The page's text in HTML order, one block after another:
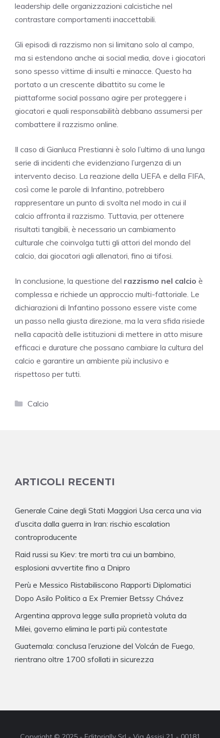
leadership delle organizzazioni calcistiche nel
contrastare comportamenti inaccettabili.
Gli episodi di razzismo non si limitano solo al campo,
ma si estendono anche ai social media, dove i giocatori
sono spesso vittime di insulti e minacce. Questo ha
portato a un crescente dibattito su come le
piattaforme social possano agire per proteggere i
giocatori e quali responsabilità debbano assumersi per
combattere il razzismo online.
Il caso di Gianluca Prestianni è solo l’ultimo di una lunga
serie di incidenti che evidenziano l’urgenza di un
intervento deciso. La reazione della UEFA e della FIFA,
così come le parole di Infantino, potrebbero
rappresentare un punto di svolta nel modo in cui il
calcio affronta il razzismo. Tuttavia, per ottenere
risultati tangibili, è necessario un cambiamento
culturale che coinvolga tutti gli attori del mondo del
calcio, dai giocatori agli allenatori, fino ai tifosi.
In conclusione, la questione del razzismo nel calcio è
complessa e richiede un approccio multi-fattoriale. Le
dichiarazioni di Infantino possono essere viste come
un passo nella giusta direzione, ma la vera sfida risiede
nella capacità delle istituzioni di mettere in atto misure
efficaci e durature che possano cambiare la cultura del
calcio e garantire un ambiente più inclusivo e
rispettoso per tutti.
Categorie
Calcio
ARTICOLI RECENTI
Generale Caine degli Stati Maggiori Usa cerca una via
d’uscita dalla guerra in Iran: rischio escalation
controproducente
Raid russi su Kiev: tre morti tra cui un bambino,
esplosioni avvertite fino a Dnipro
Perù e Messico Ristabiliscono Rapporti Diplomatici
Dopo Asilo Politico a Ex Premier Betssy Chávez
Argentina approva legge sulla proprietà voluta da
Milei, governo elimina le parti più contestate
Guatemala: conclusa l’eruzione del Volcán de Fuego,
rientrano oltre 1700 sfollati in sicurezza